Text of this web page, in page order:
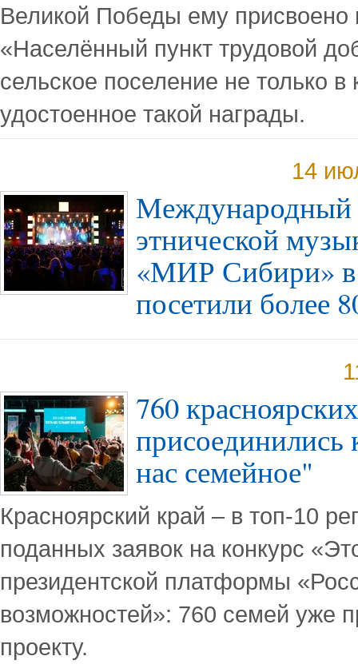
Великой Победы ему присвоено
«Населённый пункт трудовой
сельское поселение не только в
удостоенное такой награды.
14
Международный
этнической
«МИР Сибири»
посетили более
760
присоединились
нас семейное"
Красноярский край – в топ-10
поданных заявок на конкурс
президентской платформы
возможностей»: 760 семей уже
проекту.